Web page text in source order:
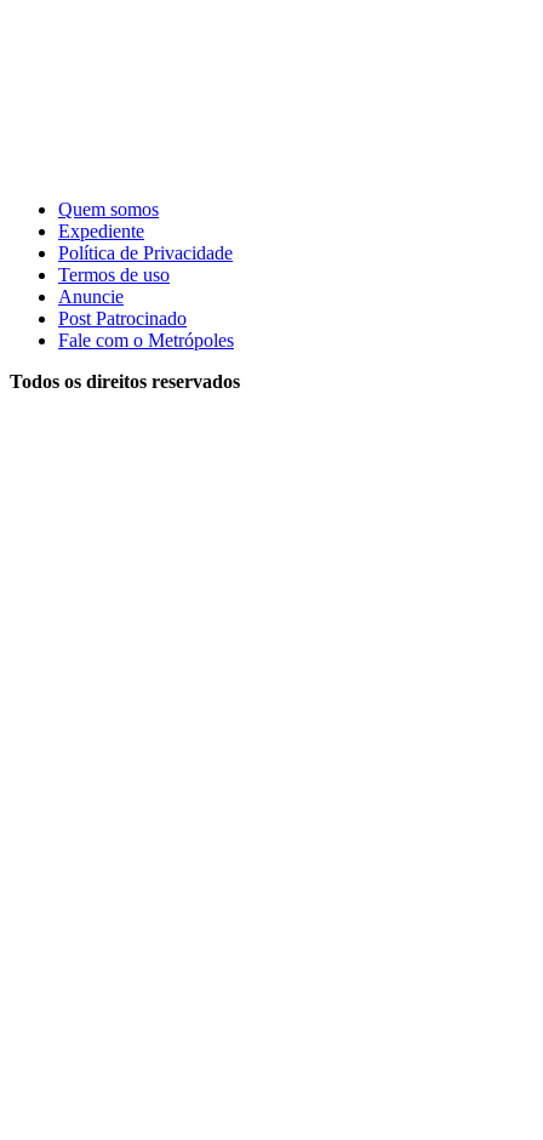
Quem somos
Expediente
Política de Privacidade
Termos de uso
Anuncie
Post Patrocinado
Fale com o Metrópoles
Todos os direitos reservados